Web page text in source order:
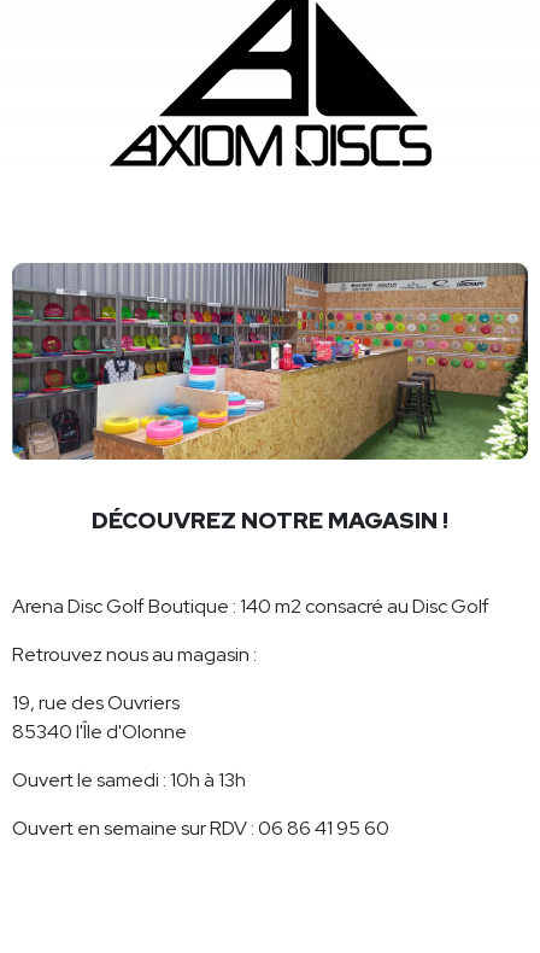
DÉCOUVREZ NOTRE MAGASIN !
Arena Disc Golf Boutique : 140 m2 consacré au Disc Golf
Retrouvez nous au magasin :
19, rue des Ouvriers
85340 l'Île d'Olonne
Ouvert le samedi : 10h à 13h
Ouvert en semaine sur RDV : 06 86 41 95 60